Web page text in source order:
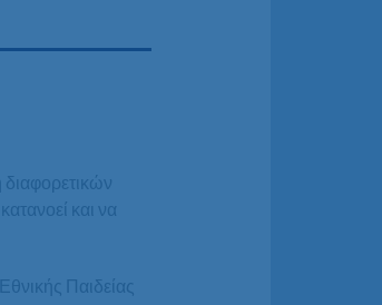
και να
Παιδείας